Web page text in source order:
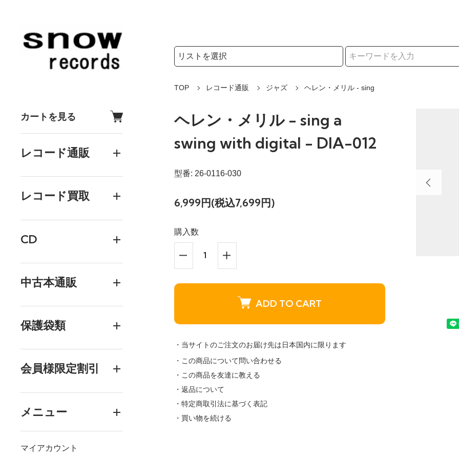
カートを見る
レコード通販
レコード買取
CD
中古本通販
保護袋類
会員様限定割引
メニュー
マイアカウント
検索リストの選択
TOP レコード通販 ジャズ ヘレン・メリル - sing
ヘレン・メリル - sing a
swing with digital - DIA-012
型番: 26-0116-030
6,999円(税込7,699円)
購入数
ADD TO CART
・当サイトのご注文のお届け先は日本国内に限ります
・この商品について問い合わせる
・この商品を友達に教える
・返品について
・特定商取引法に基づく表記
・買い物を続ける